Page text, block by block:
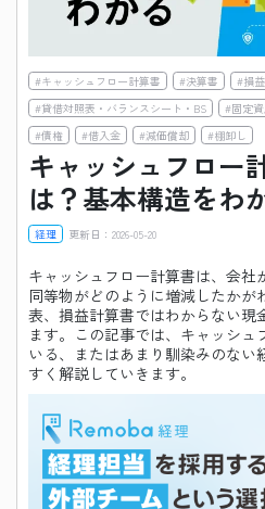
#キャッシュフロー計算書 #決算書 #損
#貸借対照表・バランスシート・BS #固定
#債権 #借入金 #減価償却 #棚卸し
キャッシュフロー
は？基本構造をわ
経理 更新日： 2026-05-20
キャッシュフロー計算書は、会
同等物がどのように増減したかが
表、損益計算書ではわからない現
ます。この記事では、キャッシュ
いる、またはあまり馴染みのない
すく解説していきます。